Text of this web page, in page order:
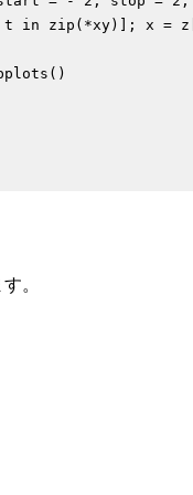
in zip(*xy)]; x =
。